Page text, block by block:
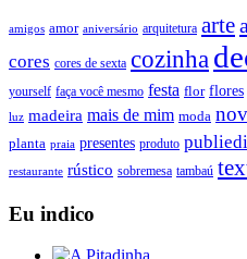
amigos amor aniversário arquitetura arte
cores cores de sexta cozinha
yourself faça você mesmo festa flor flores
luz madeira mais de mim moda
planta praia presentes produto
restaurante rústico sobremesa tambaú
Eu indico